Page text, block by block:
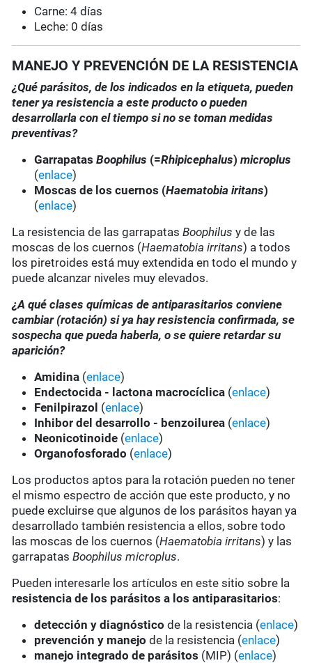
Carne: 4 días
Leche: 0 días
MANEJO Y PREVENCIÓN DE LA RESISTENCIA
¿Qué parásitos, de los indicados en la etiqueta, pueden
tener ya resistencia a este producto o pueden
desarrollarla con el tiempo si no se toman medidas
preventivas?
GarrapatasBoophilus (=Rhipicephalus)microplus
(enlace)
Moscas de los cuernos (Haematobia iritans)
(enlace)
La resistencia de las garrapatasBoophilus y de las
moscas de los cuernos (Haematobia irritans) a todos
los piretroides está muy extendida en todo el mundo y
puede alcanzar niveles muy elevados.
¿A qué clases químicas de antiparasitarios conviene
cambiar (rotación) si ya hay resistencia confirmada, se
sospecha que pueda haberla, o se quiere retardar su
aparición?
Amidina (enlace)
Endectocida - lactona macrocíclica (enlace)
Fenilpirazol (enlace)
Inhibor del desarrollo - benzoilurea (enlace)
Neonicotinoide (enlace)
Organofosforado (enlace)
Los productos aptos para la rotación pueden no tener
el mismo espectro de acción que este producto, y no
puede excluirse que algunos de los parásitos hayan ya
desarrollado también resistencia a ellos, sobre todo
las moscas de los cuernos (Haematobia irritans) y las
garrapatasBoophilus microplus.
Pueden interesarle los artículos en este sitio sobre la
resistencia de los parásitos a los antiparasitarios:
detección y diagnóstico de la resistencia (enlace)
prevención y manejo de la resistencia (enlace)
manejo integrado de parásitos (MIP) (enlace)